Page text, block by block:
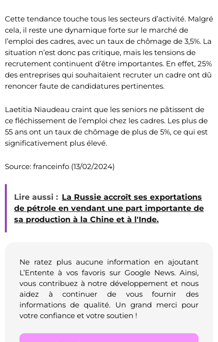
Cette tendance touche tous les secteurs d’activité. Malgré
cela, il reste une dynamique forte sur le marché de
l’emploi des cadres, avec un taux de chômage de 3,5%. La
situation n’est donc pas critique, mais les tensions de
recrutement continuent d’être importantes. En effet, 25%
des entreprises qui souhaitaient recruter un cadre ont dû
renoncer faute de candidatures pertinentes.
Laetitia Niaudeau craint que les seniors ne pâtissent de
ce fléchissement de l’emploi chez les cadres. Les plus de
55 ans ont un taux de chômage de plus de 5%, ce qui est
significativement plus élevé.
Source: franceinfo (13/02/2024)
Lire aussi : La Russie accroît ses exportations
de pétrole en vendant une part importante de
sa production à la Chine et à l'Inde.
Ne ratez plus aucune information en ajoutant
L’Entente à vos favoris sur Google News. Ainsi,
vous contribuez à notre développement et nous
aidez à continuer de vous fournir des
informations de qualité. Un grand merci pour
votre confiance et votre soutien !